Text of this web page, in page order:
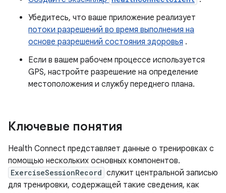
Убедитесь, что ваше приложение реализует
потоки разрешений во время выполнения на
основе разрешений состояния здоровья .
Если в вашем рабочем процессе используется
GPS, настройте разрешение на определение
местоположения и службу переднего плана.
Ключевые понятия
Health Connect представляет данные о тренировках с
помощью нескольких основных компонентов.
ExerciseSessionRecord служит центральной записью
для тренировки, содержащей такие сведения, как